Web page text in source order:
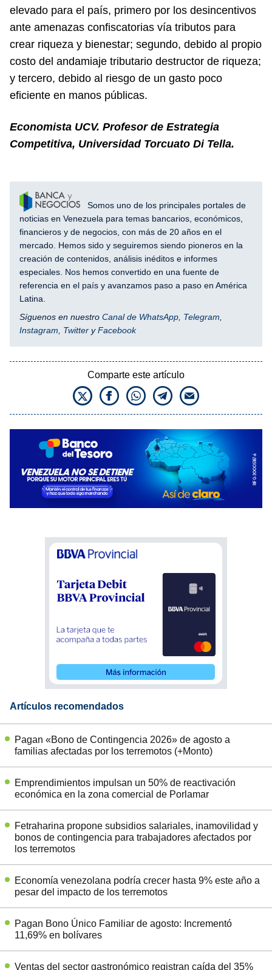
elevado para el país, primero por los desincentivos
ante amenazas confiscatorias vía tributos para
crear riqueza y bienestar; segundo, debido al propio
costo del andamiaje tributario destructor de riqueza;
y tercero, debido al riesgo de un gasto poco
eficiente en manos públicas.
Economista UCV. Profesor de Estrategia
Competitiva, Universidad Torcuato Di Tella.
Somos uno de los principales portales de
noticias en Venezuela para temas bancarios, económicos,
financieros y de negocios, con más de 20 años en el
mercado. Hemos sido y seguiremos siendo pioneros en la
creación de contenidos, análisis inéditos e informes
especiales. Nos hemos convertido en una fuente de
referencia en el país y avanzamos paso a paso en América
Latina.
Síguenos en nuestro Canal de WhatsApp Telegram
Instagram
Twitter yFacebook
Comparte este artículo
Artículos recomendados
Pagan «Bono de Contingencia 2026» de agosto a
familias afectadas por los terremotos (+Monto)
Emprendimientos impulsan un 50% de reactivación
económica en la zona comercial de Porlamar
Fetraharina propone subsidios salariales, inamovilidad y
bonos de contingencia para trabajadores afectados por
los terremotos
Economía venezolana podría crecer hasta 9% este año a
pesar del impacto de los terremotos
Pagan Bono Único Familiar de agosto: Incrementó
11,69% en bolívares
Ventas del sector gastronómico registran caída del 35%